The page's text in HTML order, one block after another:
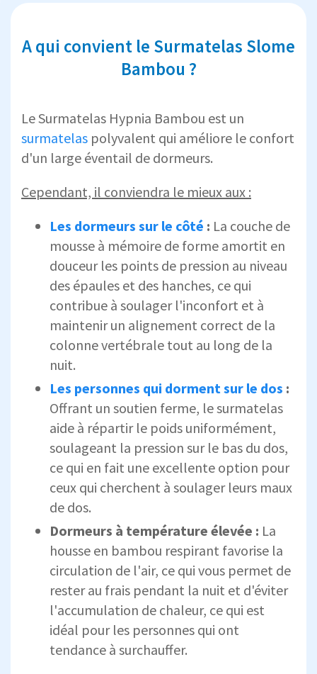
A qui convient le Surmatelas Slome
Bambou ?
Le Surmatelas Hypnia Bambou est un
surmatelas polyvalent qui améliore le confort
d'un large éventail de dormeurs.
Cependant, il conviendra le mieux aux :
Les dormeurs sur le côté : La couche de
mousse à mémoire de forme amortit en
douceur les points de pression au niveau
des épaules et des hanches, ce qui
contribue à soulager l'inconfort et à
maintenir un alignement correct de la
colonne vertébrale tout au long de la
nuit.
Les personnes qui dorment sur le dos :
Offrant un soutien ferme, le surmatelas
aide à répartir le poids uniformément,
soulageant la pression sur le bas du dos,
ce qui en fait une excellente option pour
ceux qui cherchent à soulager leurs maux
de dos.
Dormeurs à température élevée : La
housse en bambou respirant favorise la
circulation de l'air, ce qui vous permet de
rester au frais pendant la nuit et d'éviter
l'accumulation de chaleur, ce qui est
idéal pour les personnes qui ont
tendance à surchauffer.